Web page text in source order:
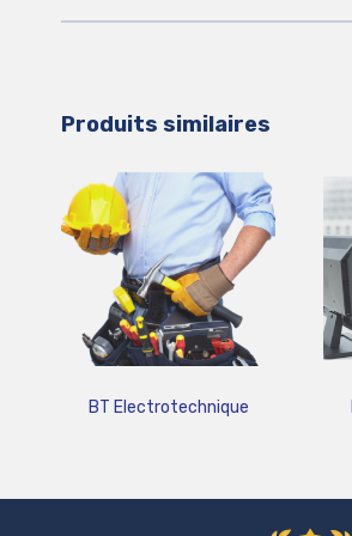
Produits similaires
BT Electrotechnique